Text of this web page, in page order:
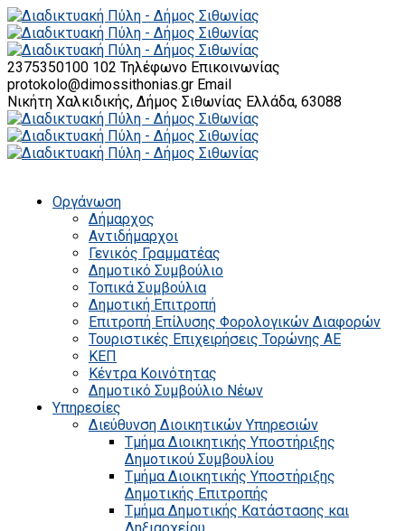
2375350100 102 Τηλέφωνο Επικοινωνίας
protokolo@dimossithonias.gr Email
Νικήτη Χαλκιδικής, Δήμος Σιθωνίας Ελλάδα, 63088
Οργάνωση
Δήμαρχος
Αντιδήμαρχοι
Γενικός Γραμματέας
Δημοτικό Συμβούλιο
Τοπικά Συμβούλια
Δημοτική Επιτροπή
Επιτροπή Επίλυσης Φορολογικών Διαφορών
Τουριστικές Επιχειρήσεις Τορώνης ΑΕ
ΚΕΠ
Κέντρα Κοινότητας
Δημοτικό Συμβούλιο Νέων
Υπηρεσίες
Διεύθυνση Διοικητικών Υπηρεσιών
Τμήμα Διοικητικής Υποστήριξης
Δημοτικού Συμβουλίου
Τμήμα Διοικητικής Υποστήριξης
Δημοτικής Επιτροπής
Τμήμα Δημοτικής Κατάστασης και